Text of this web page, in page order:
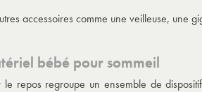
accessoires comme une veilleuse, une
bébé pour sommeil
repos regroupe un ensemble de